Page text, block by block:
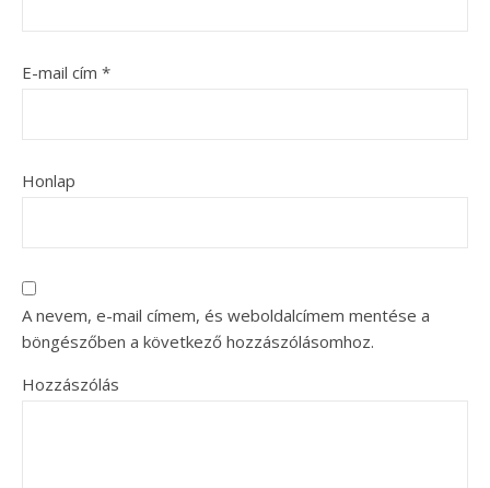
E-mail cím *
Honlap
A nevem, e-mail címem, és weboldalcímem mentése a
böngészőben a következő hozzászólásomhoz.
Hozzászólás